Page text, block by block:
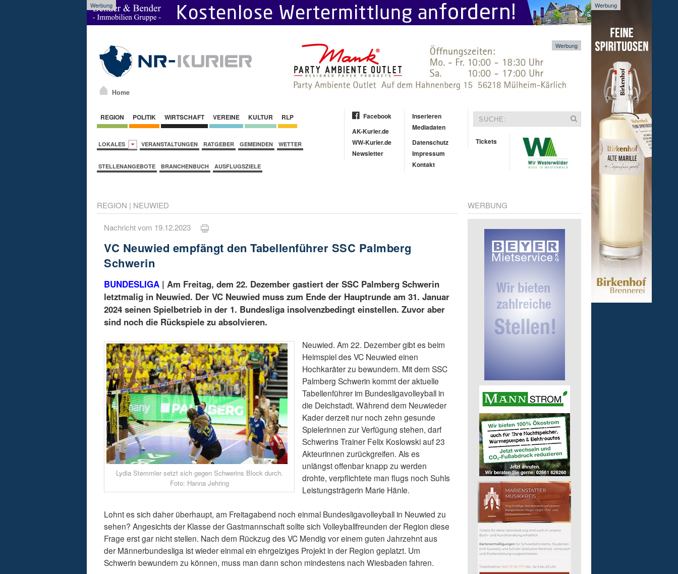
Werbung Werbung
Home
Werbung
REGION POLITIK WIRTSCHAFT VEREINE KULTUR RLP
LOKALES VERANSTALTUNGEN RATGEBER GEMEINDEN WETTER
STELLENANGEBOTE BRANCHENBUCH AUSFLUGSZIELE
Facebook
AK-Kurier.de
WW-Kurier.de
Newsletter
Inserieren
Mediadaten
Datenschutz
Impressum
Kontakt
Tickets
REGION | NEUWIED
Nachricht vom 19.12.2023
VC Neuwied empfängt den Tabellenführer SSC Palmberg
Schwerin
BUNDESLIGA | Am Freitag, dem 22. Dezember gastiert der SSC Palmberg Schwerin
letztmalig in Neuwied. Der VC Neuwied muss zum Ende der Hauptrunde am 31. Januar
2024 seinen Spielbetrieb in der 1. Bundesliga insolvenzbedingt einstellen. Zuvor aber
sind noch die Rückspiele zu absolvieren.
Lydia Stemmler setzt sich gegen Schwerins Block durch.
Foto: Hanna Jehring
Neuwied. Am 22. Dezember gibt es beim
Heimspiel des VC Neuwied einen
Hochkaräter zu bewundern. Mit dem SSC
Palmberg Schwerin kommt der aktuelle
Tabellenführer im Bundesligavolleyball in
die Deichstadt. Während dem Neuwieder
Kader derzeit nur noch zehn gesunde
Spielerinnen zur Verfügung stehen, darf
Schwerins Trainer Felix Koslowski auf 23
Akteurinnen zurückgreifen. Als es
unlängst offenbar knapp zu werden
drohte, verpflichtete man flugs noch Suhls
Leistungsträgerin Marie Hänle.
Lohnt es sich daher überhaupt, am Freitagabend noch einmal Bundesligavolleyball in Neuwied zu
sehen? Angesichts der Klasse der Gastmannschaft sollte sich Volleyballfreunden der Region diese
Frage erst gar nicht stellen. Nach dem Rückzug des VC Mendig vor einem guten Jahrzehnt aus
der Männerbundesliga ist wieder einmal ein ehrgeiziges Projekt in der Region geplatzt. Um
Schwerin bewundern zu können, muss man dann schon mindestens nach Wiesbaden fahren.
WERBUNG